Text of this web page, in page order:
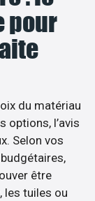
pour
du matériau
options, l’avis
Selon vos
être
les tuiles ou